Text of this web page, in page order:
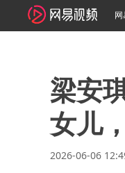
梁安
女儿
2026-06-06